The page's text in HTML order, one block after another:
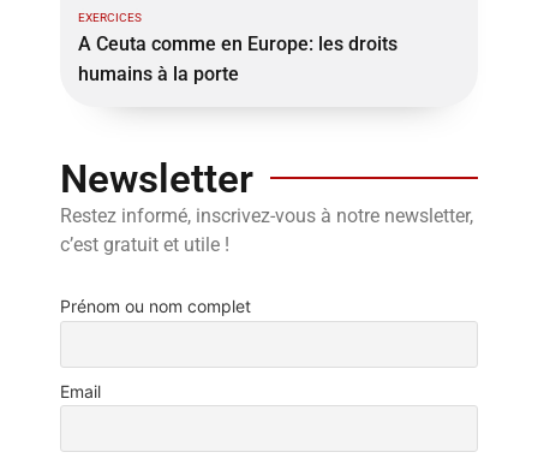
EXERCICES
A Ceuta comme en Europe: les droits
humains à la porte
Newsletter
Restez informé, inscrivez-vous à notre newsletter,
c’est gratuit et utile !
Prénom ou nom complet
Email